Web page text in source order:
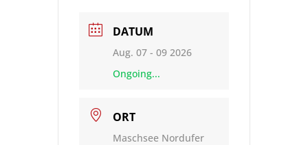
DATUM
Aug. 07 - 09 2026
Ongoing...
ORT
Maschsee Nordufer